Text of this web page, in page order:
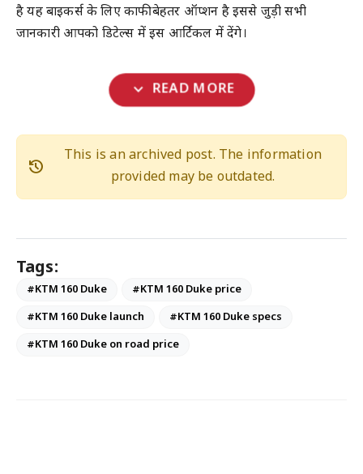
है यह बाइकर्स के लिए काफी बेहतर ऑप्शन है इससे जुड़ी सभी
जानकारी आपको डिटेल्स में इस आर्टिकल में देंगे।
expand_more READ MORE
history
This is an archived post. The information
provided may be outdated.
Tags:
#KTM 160 Duke
#KTM 160 Duke price
#KTM 160 Duke launch
#KTM 160 Duke specs
#KTM 160 Duke on road price